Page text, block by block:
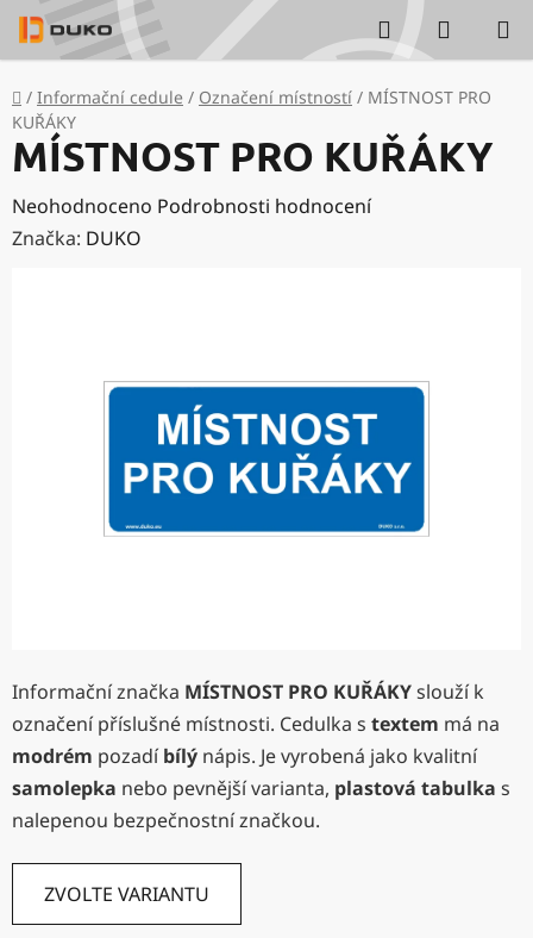
Přejít
na
obsah
Hledat
KOŠÍK
Domů
/ Informační cedule / Označení místností / MÍSTNOST PRO
KUŘÁKY
Informační značka MÍSTNOST PRO KUŘÁKYslouží k
označení příslušné místnosti. Cedulka s textem má na
modrém pozadí bílý nápis. Je vyrobená jako kvalitní
samolepka nebo pevnější varianta, plastová tabulka s
nalepenou bezpečnostní značkou.
ZVOLTE VARIANTU
MÍSTNOST PRO KUŘÁKY
Průměrné
hodnocení
Neohodnoceno Podrobnosti hodnocení
Značka: DUKO